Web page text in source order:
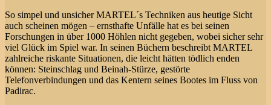
So simpel und unsicher MARTEL´s Techniken aus heutige Sicht
auch scheinen mögen – ernsthafte Unfälle hat es bei seinen
Forschungen in über 1000 Höhlen nicht gegeben, wobei sicher sehr
viel Glück im Spiel war. In seinen Büchern beschreibt MARTEL
zahlreiche riskante Situationen, die leicht hätten tödlich enden
können: Steinschlag und Beinah-Stürze, gestörte
Telefonverbindungen und das Kentern seines Bootes im Fluss von
Padirac.